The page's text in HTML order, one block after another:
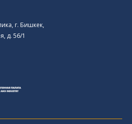
г. Бишкек,
д. 56/1